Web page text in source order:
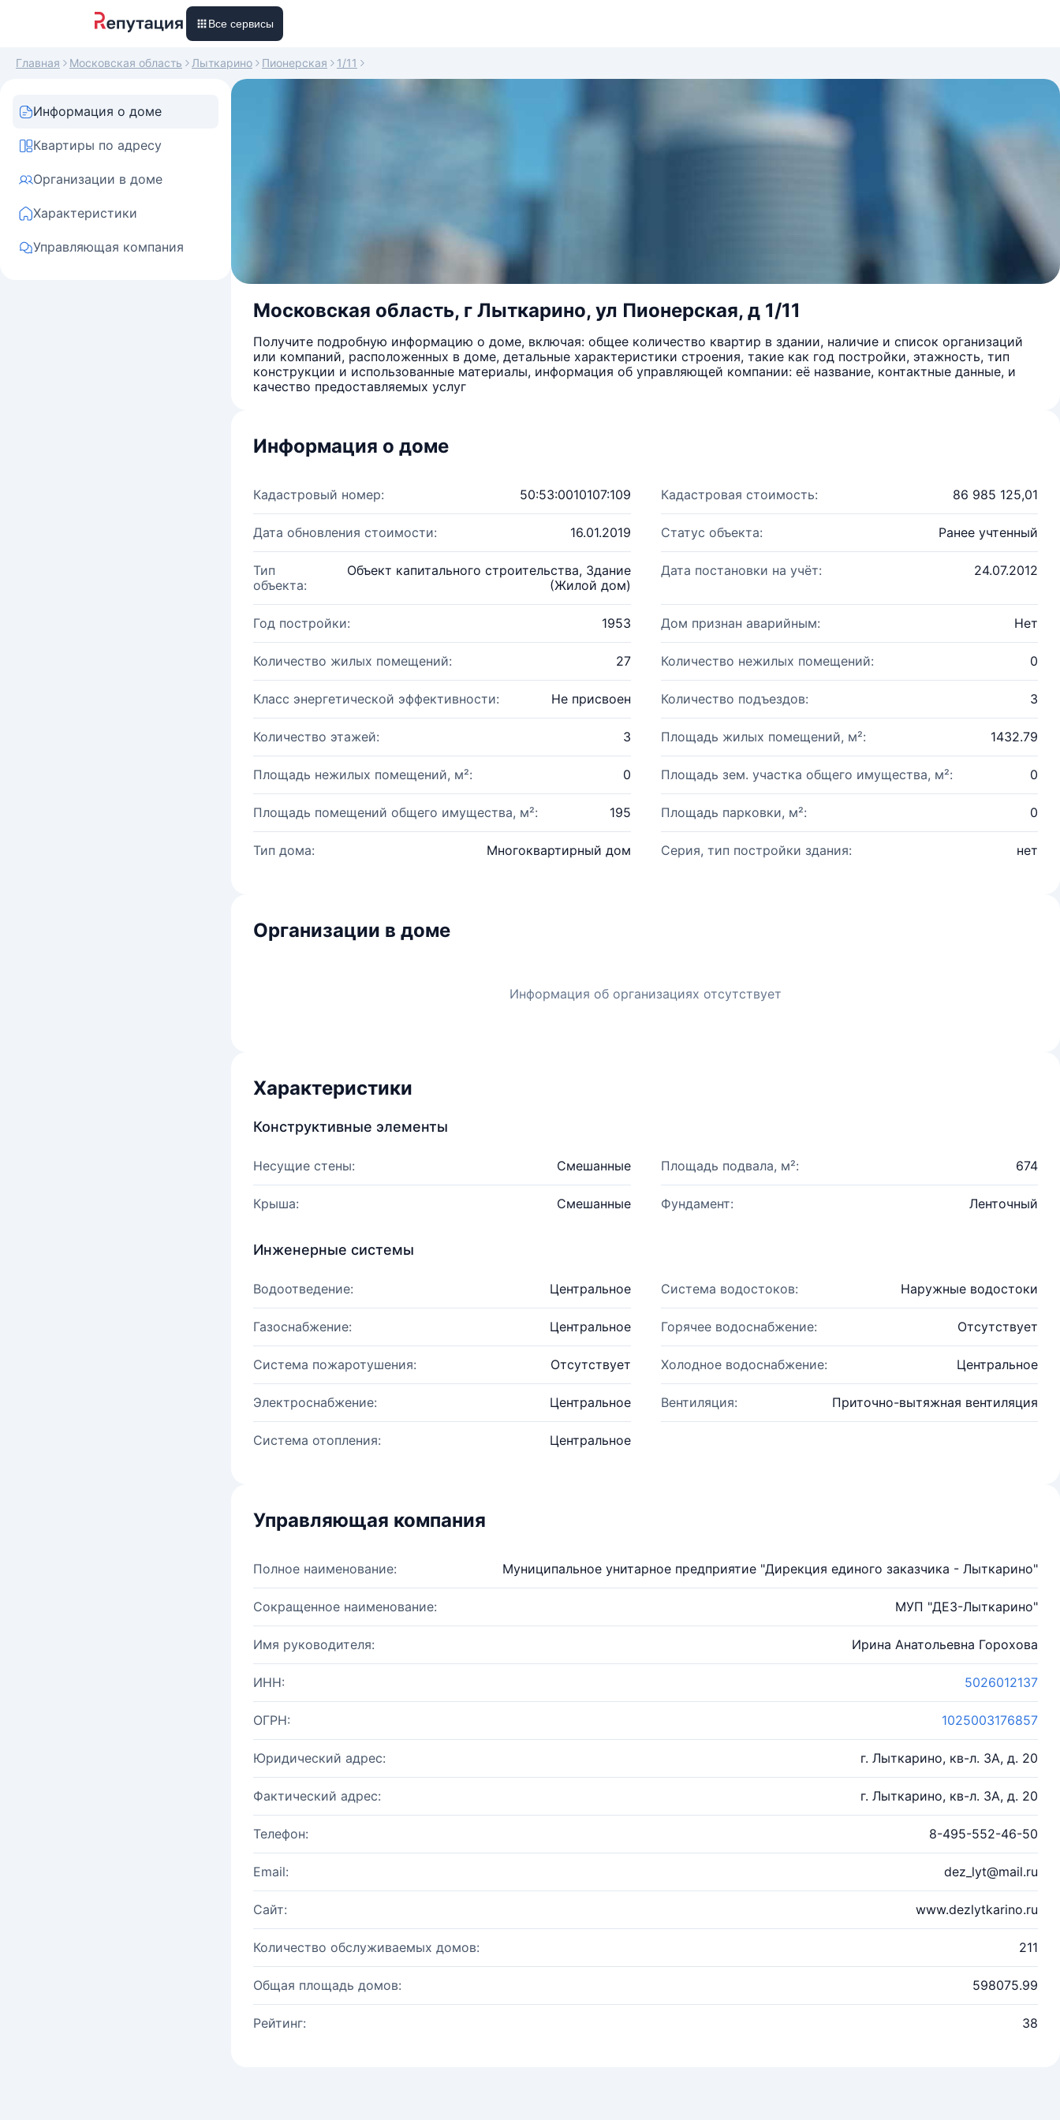
Все сервисы
Главная Московская область Лыткарино Пионерская 1/11
Информация о доме
Квартиры по адресу
Организации в доме
Характеристики
Управляющая компания
Московская область, г Лыткарино, ул Пионерская, д 1/11
Получите подробную информацию о доме, включая: общее количество квартир в здании, наличие и список организаций
или компаний, расположенных в доме, детальные характеристики строения, такие как год постройки, этажность, тип
конструкции и использованные материалы, информация об управляющей компании: её название, контактные данные, и
качество предоставляемых услуг
Информация о доме
Кадастровый номер: 50:53:0010107:109 Кадастровая стоимость: 86 985 125,01
Дата обновления стоимости: 16.01.2019 Статус объекта: Ранее учтенный
Тип
объекта:
Объект капитального строительства, Здание
(Жилой дом)
Дата постановки на учёт: 24.07.2012
Год постройки: 1953 Дом признан аварийным: Нет
Количество жилых помещений: 27 Количество нежилых помещений: 0
Класс энергетической эффективности: Не присвоен Количество подъездов: 3
Количество этажей: 3 Площадь жилых помещений, м²: 1432.79
Площадь нежилых помещений, м²: 0 Площадь зем. участка общего имущества, м²: 0
Площадь помещений общего имущества, м²: 195 Площадь парковки, м²: 0
Тип дома: Многоквартирный дом Серия, тип постройки здания: нет
Организации в доме
Информация об организациях отсутствует
Характеристики
Конструктивные элементы
Несущие стены: Смешанные Площадь подвала, м²: 674
Крыша: Смешанные Фундамент: Ленточный
Инженерные системы
Водоотведение: Центральное Система водостоков: Наружные водостоки
Газоснабжение: Центральное Горячее водоснабжение: Отсутствует
Система пожаротушения: Отсутствует Холодное водоснабжение: Центральное
Электроснабжение: Центральное Вентиляция: Приточно-вытяжная вентиляция
Система отопления: Центральное
Управляющая компания
Полное наименование: Муниципальное унитарное предприятие "Дирекция единого заказчика - Лыткарино"
Сокращенное наименование: МУП "ДЕЗ-Лыткарино"
Имя руководителя: Ирина Анатольевна Горохова
ИНН: 5026012137
ОГРН: 1025003176857
Юридический адрес: г. Лыткарино, кв-л. 3А, д. 20
Фактический адрес: г. Лыткарино, кв-л. 3А, д. 20
Телефон: 8-495-552-46-50
Email: dez_lyt@mail.ru
Сайт: www.dezlytkarino.ru
Количество обслуживаемых домов: 211
Общая площадь домов: 598075.99
Рейтинг: 38